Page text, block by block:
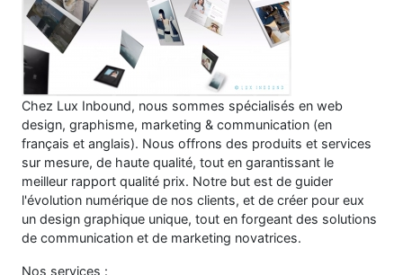
Chez Lux Inbound, nous sommes spécialisés en web
design, graphisme, marketing & communication (en
français et anglais). Nous offrons des produits et services
sur mesure, de haute qualité, tout en garantissant le
meilleur rapport qualité prix. Notre but est de guider
l'évolution numérique de nos clients, et de créer pour eux
un design graphique unique, tout en forgeant des solutions
de communication et de marketing novatrices.
Nos services :